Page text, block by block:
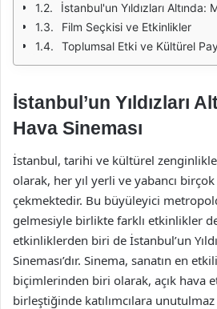
İstanbul'un Yıldızları
Film Seçkisi ve Etkinlikler
Toplumsal Etki ve Kültürel
İstanbul’un Yıldızları
Hava Sineması
İstanbul, tarihi ve kültürel
olarak, her yıl yerli ve yabancı
çekmektedir. Bu büyüleyici
gelmesiyle birlikte farklı etkinlikler
etkinliklerden biri de İstanbul’un
Sineması’dır. Sinema, sanatın en
biçimlerinden biri olarak, açık hava
birleştiğinde katılımcılara